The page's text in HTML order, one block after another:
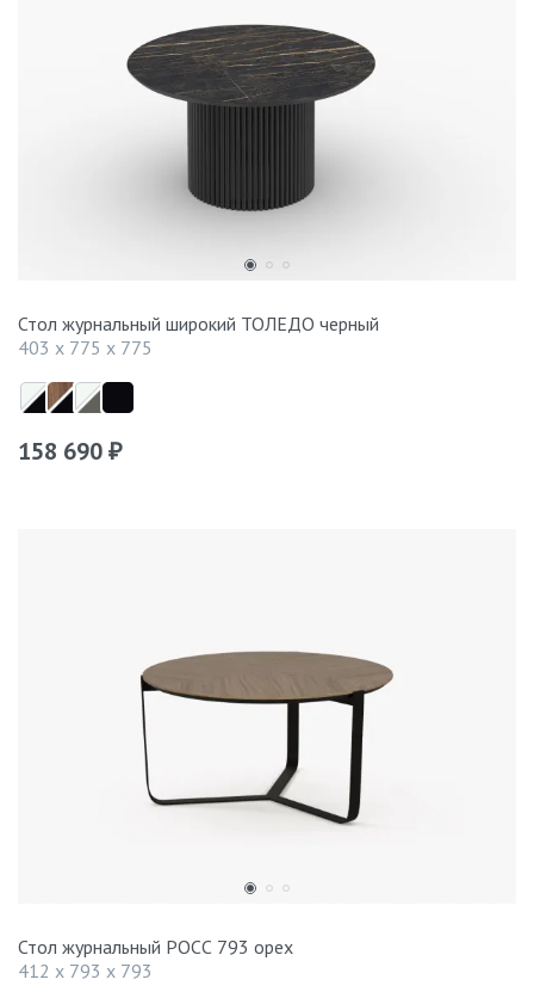
Стол журнальный широкий ТОЛЕДО черный
403 x 775 x 775
158 690 ₽
Стол журнальный РОСС 793 орех
412 x 793 x 793